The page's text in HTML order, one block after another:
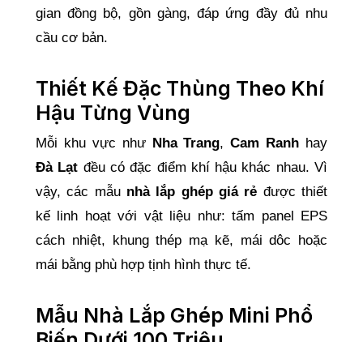
gian đồng bộ, gồn gàng, đáp ứng đầy đủ nhu
cầu cơ bản.
Thiết Kế Đặc Thùng Theo Khí
Hậu Từng Vùng
Mỗi khu vực như Nha Trang,Cam Ranh hay
Đà Lạt đều có đặc điểm khí hậu khác nhau. Vì
vậy, các mẫu nhà lắp ghép giá rẻ được thiết
kế linh hoạt với vật liệu như: tấm panel EPS
cách nhiệt, khung thép mạ kẽ, mái dôc hoặc
mái bằng phù hợp tịnh hình thực tế.
Mẫu Nhà Lắp Ghép Mini Phổ